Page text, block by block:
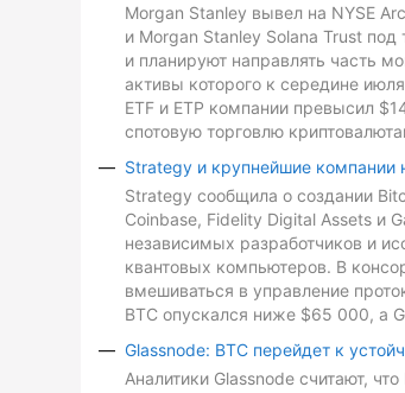
Morgan Stanley вывел на NYSE
и Morgan Stanley Solana Trust
и планируют направлять часть
активы которого к середине
ETF и ETP компании превысил
спотовую торговлю
Strategy и крупнейшие компании
Strategy сообщила о создании
Coinbase, Fidelity Digital Assets и
независимых разработчиков и
квантовых компьютеров. В
вмешиваться в управление
BTC опускался ниже $65 000, а
Glassnode: BTC перейдет к
Аналитики Glassnode считают,